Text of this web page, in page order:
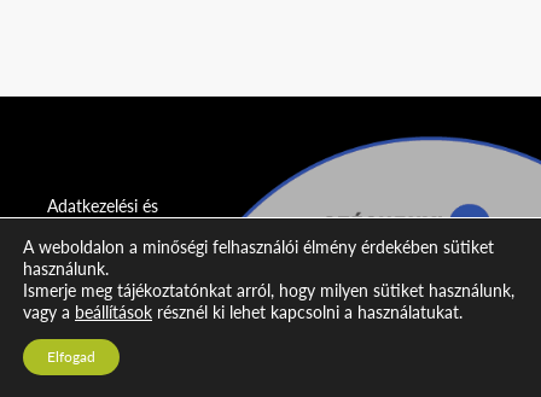
Adatkezelési és
nyilatkozat
Impresszum
Kapcsolat
A weboldalon a minőségi felhasználói élmény érdekében sütiket
használunk.
Ismerje meg tájékoztatónkat arról, hogy milyen sütiket használunk,
vagy a beállítások résznél ki lehet kapcsolni a használatukat.
Elfogad